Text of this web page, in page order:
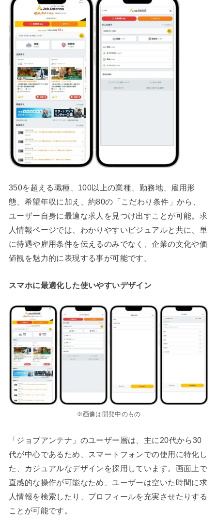
350を超える職種、100以上の業種、勤務地、雇用形
態、希望年収に加え、約80の「こだわり条件」から、
ユーザー自身に最適な求人を見つけ出すことが可能。求
人情報ページでは、わかりやすいビジュアルと共に、単
に待遇や雇用条件を伝えるのみでなく、企業の文化や価
値観を魅力的に表現する事が可能です。
スマホに最適化した使いやすいデザイン
※画像は開発中のもの
「ジョブアンテナ」のユーザー層は、主に20代から30
代が中心であるため、スマートフォンでの使用に特化し
た、カジュアルなデザインを採用しています。画面上で
直感的な操作が可能なため、ユーザーは空いた時間に求
人情報を検索したり、プロフィールを充実させたりする
ことが可能です。